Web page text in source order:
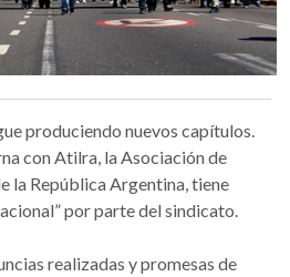
produciendo nuevos capítulos.
con Atilra, la Asociación de
la República Argentina, tiene
por parte del sindicato.
realizadas y promesas de